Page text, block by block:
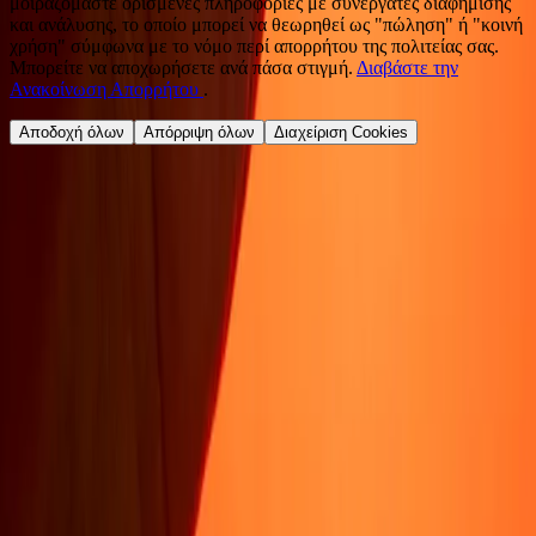
και ανάλυσης, το οποίο μπορεί να θεωρηθεί ως "πώληση" ή "κοινή
χρήση" σύμφωνα με το νόμο περί απορρήτου της πολιτείας σας.
Μπορείτε να αποχωρήσετε ανά πάσα στιγμή. Διαβάστε την
Ανακοίνωση Απορρήτου .
Αποδοχή όλων Απόρριψη όλων Διαχείριση Cookies